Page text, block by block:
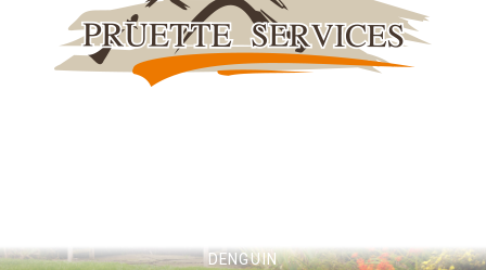
DENGUIN